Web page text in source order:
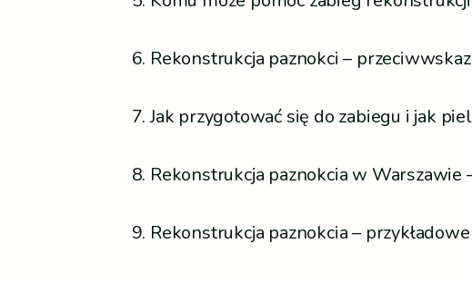
Rekonstrukcja paznokci –
Jak przygotować się do zabiegu i jak
Rekonstrukcja paznokcia w Warszawie
Rekonstrukcja paznokcia –